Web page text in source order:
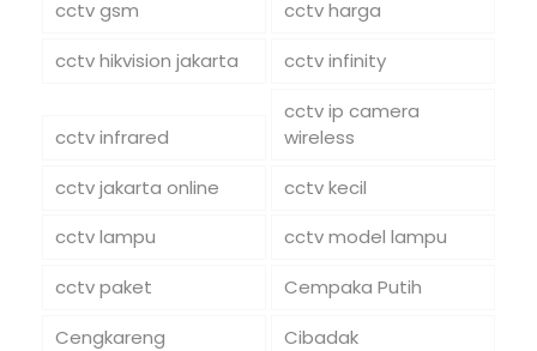
cctv gsm
cctv harga
cctv hikvision jakarta
cctv infinity
cctv infrared
cctv ip camera
wireless
cctv jakarta online
cctv kecil
cctv lampu
cctv model lampu
cctv paket
Cempaka Putih
Cengkareng
Cibadak